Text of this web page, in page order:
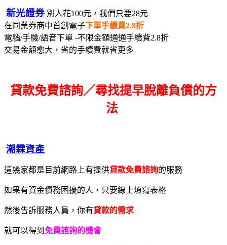
新光證券 別人花100元，我們只要28元
在同業券商中首創電子下單手續費2.8折
電腦/手機/語音下單 -不限金額通通手續費2.8折
交易金額愈大，省的手續費就省更多
貸款免費諮詢／尋找提早脫離負債的方
法
潮霖資產
這幾家都是目前網路上有提供貸款免費諮詢的服務
如果有資金債務困擾的人，只要線上填寫表格
然後告訴服務人員，你有貸款的需求
就可以得到 免費諮詢的機會